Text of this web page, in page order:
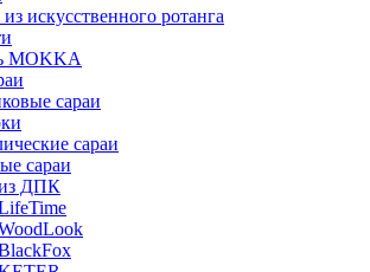
искусственного ротанга
MOKKA
сараи
сараи
сараи
ДПК